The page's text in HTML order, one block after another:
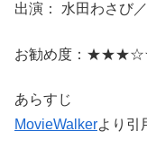
出演： 水田わさび
お勧め度：
あらすじ
MovieWalkerより引